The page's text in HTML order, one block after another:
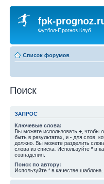
fpk-
Футбол-Прогноз Клуб
Список форумов
Поиск
ЗАПРОС
Ключевые слова:
Вы можете использовать + , чтобы
быть в результатах, и - для слов,
должно. Вы можете разделить
слова из списка. Используйте * в
совпадения.
Поиск по автору:
Используйте * в качестве шаблона.